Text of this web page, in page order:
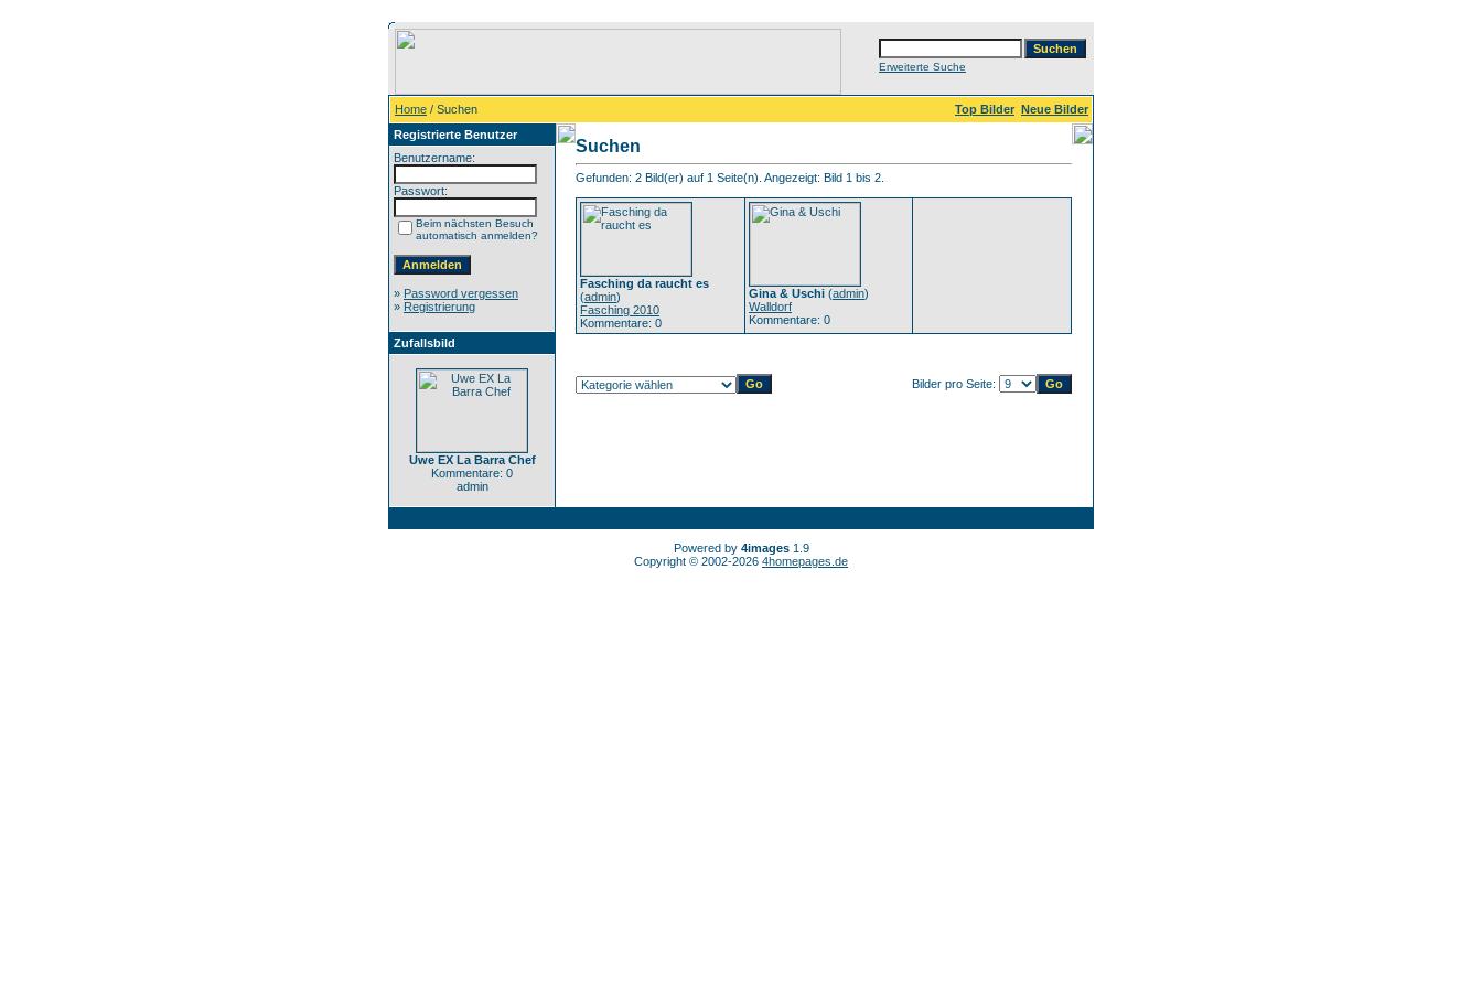
Erweiterte Suche
Home / Suchen Top Bilder Neue Bilder
Registrierte Benutzer
Benutzername:
Passwort:
Beim nächsten Besuch
automatisch anmelden?
» Password vergessen
» Registrierung
Zufallsbild
Uwe EX La Barra Chef
Kommentare: 0
admin
Suchen
Gefunden: 2 Bild(er) auf 1 Seite(n). Angezeigt: Bild 1 bis 2.
Fasching da raucht es
(admin)
Fasching 2010
Kommentare: 0
Gina & Uschi (admin)
Walldorf
Kommentare: 0
Bilder pro Seite:
Powered by 4images1.9
Copyright © 2002-2026 4homepages.de